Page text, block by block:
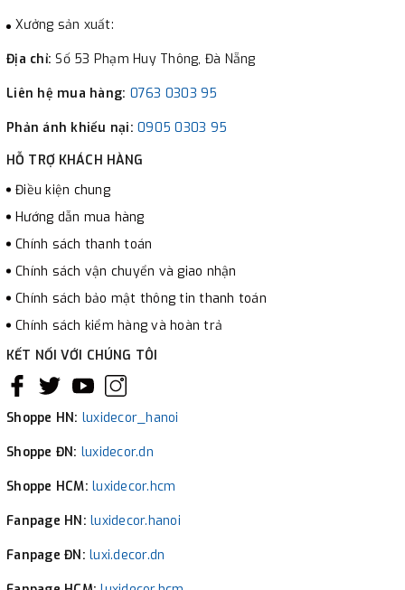
Xưởng sản xuất:
Địa chỉ:Số 53 Phạm Huy Thông, Đà Nẵng
Liên hệ mua hàng: 0763 0303 95
Phản ánh khiếu nại: 0905 0303 95
HỖ TRỢ KHÁCH HÀNG
Điều kiện chung
Hướng dẫn mua hàng
Chính sách thanh toán
Chính sách vận chuyển và giao nhận
Chính sách bảo mật thông tin thanh toán
Chính sách kiểm hàng và hoàn trả
KẾT NỐI VỚI CHÚNG TÔI
Shoppe HN: luxidecor_hanoi
Shoppe ĐN: luxidecor.dn
Shoppe HCM: luxidecor.hcm
Fanpage HN: luxidecor.hanoi
Fanpage ĐN: luxi.decor.dn